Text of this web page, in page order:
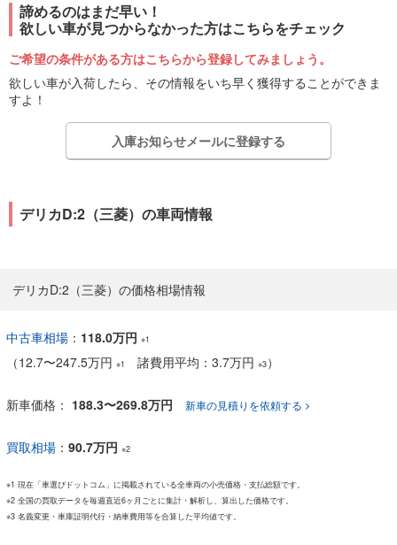
諦めるのはまだ早い！
欲しい車が見つからなかった方はこちらをチェック
ご希望の条件がある方はこちらから登録してみましょう。
欲しい車が入荷したら、その情報をいち早く獲得することができま
すよ！
入庫お知らせメールに登録する
デリカD:2（三菱）の車両情報
デリカD:2（三菱）の価格相場情報
中古車相場 ： 118.0万円 ※1
（12.7〜247.5万円 ※1 諸費用平均：3.7万円 ※3）
新車価格： 188.3〜269.8万円 新車の見積りを依頼する
買取相場 ： 90.7万円 ※2
※1 現在「車選びドットコム」に掲載されている全車両の小売価格・支払総額です。
※2 全国の買取データを毎週直近6ヶ月ごとに集計・解析し、算出した価格です。
※3 名義変更・車庫証明代行・納車費用等を合算した平均値です。